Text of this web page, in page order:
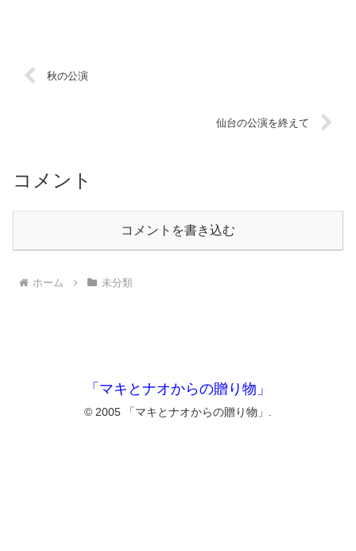
秋の公演
仙台の公演を終えて
コメント
コメントを書き込む
ホーム 未分類
「マキとナオからの贈り物」
© 2005 「マキとナオからの贈り物」.